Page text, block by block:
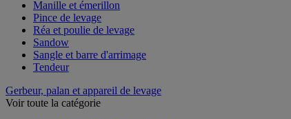
Manille et émerillon
Pince de levage
Réa et poulie de levage
Sandow
Sangle et barre d'arrimage
Tendeur
Gerbeur, palan et appareil de levage
Voir toute la catégorie